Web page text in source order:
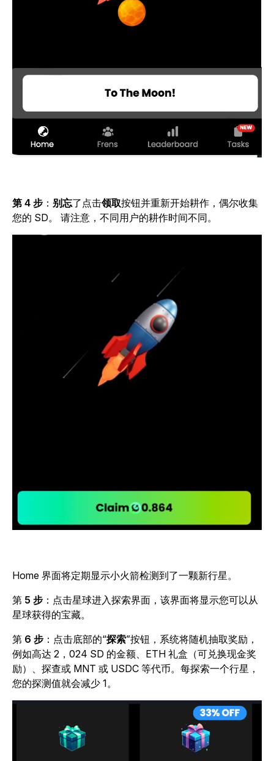
第 4 步 ： 别忘了点击领取按钮并重新开始耕作，偶尔收集
您的 SD。 请注意，不同用户的耕作时间不同。
Home 界面将定期显示小火箭检测到了一颗新行星。
第 5 步 ：点击星球进入探索界面，该界面将显示您可以从
星球获得的宝藏。
第 6 步 ：点击底部的“探索”按钮，系统将随机抽取奖励，
例如高达 2，024 SD 的金额、ETH 礼盒（可兑换现金奖
励）、探查或 MNT 或 USDC 等代币。每探索一个行星，
您的探测值就会减少 1。